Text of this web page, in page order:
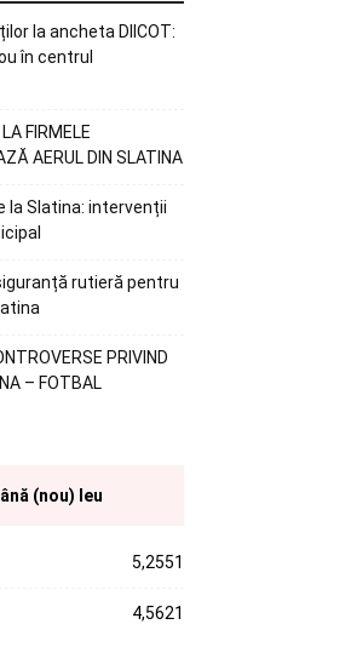
la ancheta DIICOT:
în centrul
FIRMELE
AERUL DIN SLATINA
la Slatina: intervenții
rutieră pentru
PRIVIND
– FOTBAL
(nou) leu
5,2551
4,5621